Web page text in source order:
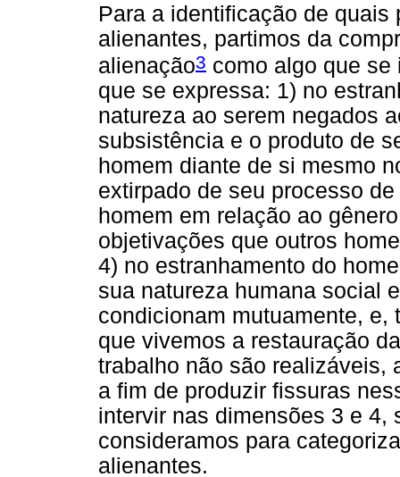
Para a identificação de
alienantes, partimos da
alienação3 como algo que
que se expressa: 1) no
natureza ao serem negados
subsistência e o produto de
homem diante de si mesmo
extirpado de seu processo
homem em relação ao
objetivações que outros
4) no estranhamento do
sua natureza humana social
condicionam mutuamente,
que vivemos a restauração
trabalho não são realizáveis,
a fim de produzir fissuras
intervir nas dimensões 3 e 4,
consideramos para
alienantes.